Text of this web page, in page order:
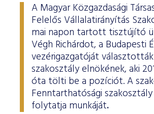
A Magyar Közgazdasági
Felelős Vállalatirányítás
mai napon tartott tisztújító
Végh Richárdot, a Budapesti
vezérigazgatóját
szakosztály elnökének, aki
óta tölti be a pozíciót. A
Fenntarthatósági
folytatja munkáját.